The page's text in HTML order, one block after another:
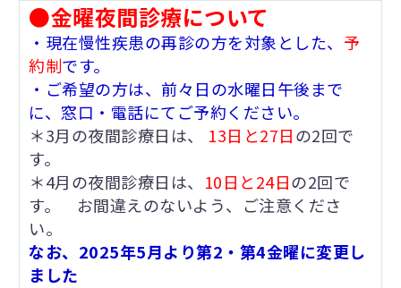
●金曜夜間診療について
・現在慢性疾患の再診の方を対象とした、 予
約制です。
・ご希望の方は、前々日の水曜日午後まで
に、窓口・電話にてご予約ください。
＊3月の夜間診療日は、
13日と27日の2回で
す。
＊4月の夜間診療日は、 10日と24日の2回で
す。 お間違えのないよう、ご注意くださ
い。
なお、2025年5月より第2・第4金曜に変更し
ました